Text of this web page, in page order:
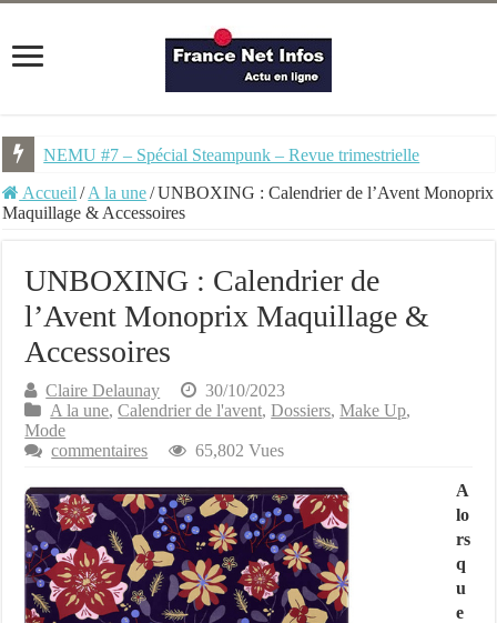
NEMU #7 – Spécial Steampunk – Revue trimestrielle
Groenland, Échos Arctiques – Étages Éditions
Accueil / A la une/UNBOXING : Calendrier de l’Avent Monoprix
Maquillage & Accessoires
UNBOXING : Calendrier de
l’Avent Monoprix Maquillage &
Accessoires
Claire Delaunay
30/10/2023
A la une,Calendrier de l'avent,Dossiers,Make Up,
Mode
commentaires
65,802 Vues
A
lo
rs
q
u
e